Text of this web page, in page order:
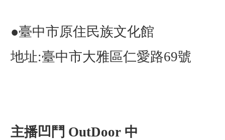
●臺中市原住民族文化館
地址:臺中市大雅區仁愛路69號
主播凹鬥 OutDoor 中